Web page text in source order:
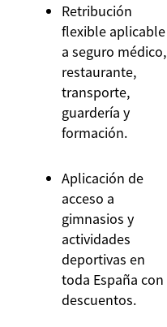
Retribución
flexible aplicable
a seguro médico,
restaurante,
transporte,
guardería y
formación.
Aplicación de
acceso a
gimnasios y
actividades
deportivas en
toda España con
descuentos.